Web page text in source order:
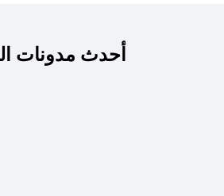
أحدث مدونات